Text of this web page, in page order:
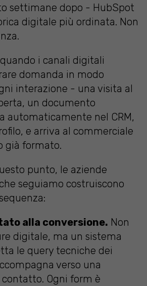
settimane dopo - HubSpot
digitale più ordinata. Non
i canali digitali
domanda in modo
interazione - una visita al
un documento
automaticamente nel CRM,
e arriva al commerciale
già formato.
punto, le aziende
seguiamo costruiscono
alla conversione. Non
digitale, ma un sistema
le query tecniche dei
verso una
Ogni form è